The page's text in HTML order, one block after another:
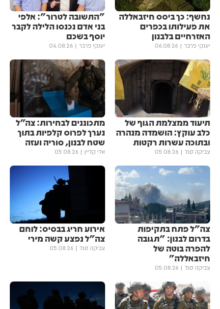
נחשף: כך ביסס חיזבאללה
את פעילותו בכפרים
האזרחיים בלבנון
יענקי פרבר 06.08.26
"התשובה לטרור": אלפי
בני אדם נכנסו הלילה לקבר
יוסף בשכם
יענקי פרבר 04.08.26
תיעוד ממצלמת הגוף של
כלב עוקץ: הושמדה מנהרה
ובתוכה עשרות רקטות
צביקה סגל 05.08.26
מתכוננים לבחירות: צה״ל
נערך לפרוס קלפיות בתוך
שטח לבנון, סוריה ועזה
אלי קליין 05.08.26
צה"ל פתח בתקיפות
בדרום לבנון: "תגובה
להפרה בוטה של
חיזבאללה"
צביקה סגל 05.08.26
אירוע חריג בבסיס: לוחם
צה"ל נפצע קשה מירי
צביקה סגל 05.08.26